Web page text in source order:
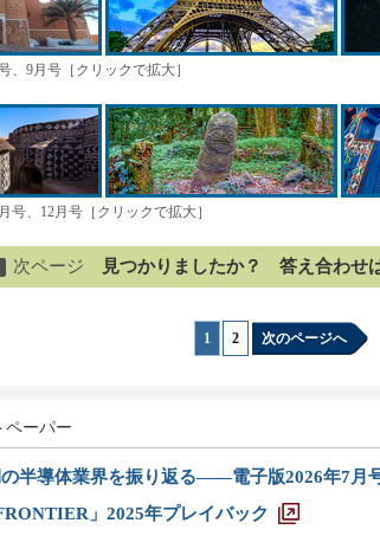
、9月号［クリックで拡大］
号、12月号［クリックで拡大］
次ページ 見つかりましたか？ 答え合わせ
1 2 次のページへ
ペーパー
の半導体業界を振り返る――電子版2026年7月
」2025年プレイバック